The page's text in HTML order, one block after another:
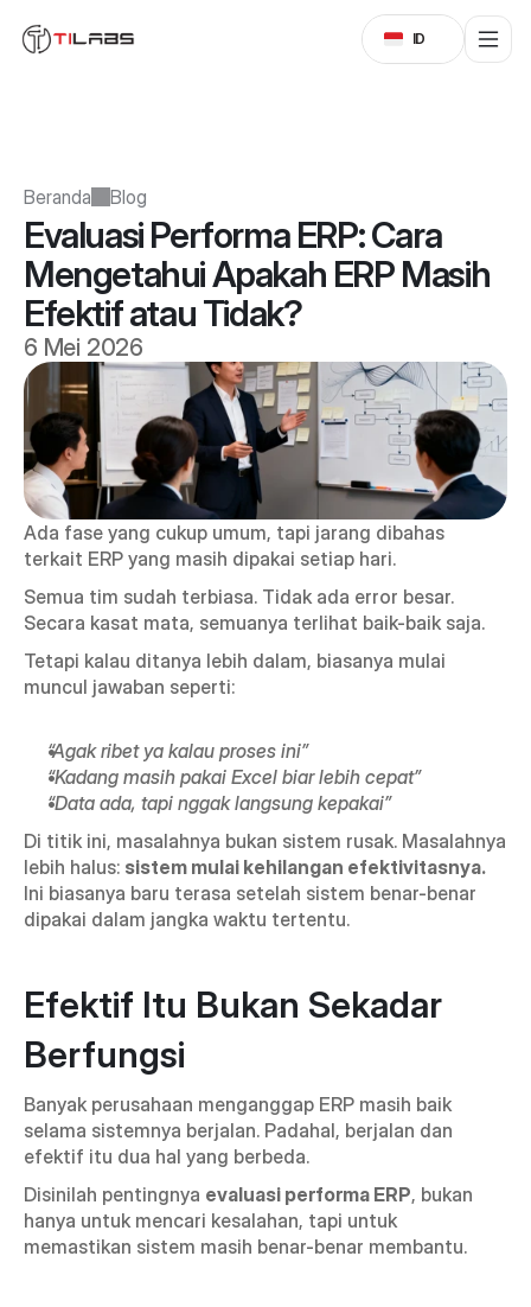
Beranda Blog
Evaluasi Performa ERP: Cara
Mengetahui Apakah ERP Masih
Efektif atau Tidak?
6 Mei 2026
Ada fase yang cukup umum, tapi jarang dibahas
terkait ERP yang masih dipakai setiap hari.
Semua tim sudah terbiasa. Tidak ada error besar.
Secara kasat mata, semuanya terlihat baik-baik saja.
Tetapi kalau ditanya lebih dalam, biasanya mulai
muncul jawaban seperti:
“Agak ribet ya kalau proses ini”
“Kadang masih pakai Excel biar lebih cepat”
“Data ada, tapi nggak langsung kepakai”
Di titik ini, masalahnya bukan sistem rusak. Masalahnya
lebih halus:
Ini biasanya baru terasa setelah sistem benar-benar
dipakai dalam jangka waktu tertentu.
Efektif Itu Bukan Sekadar
Berfungsi
Banyak perusahaan menganggap ERP masih baik
selama sistemnya berjalan. Padahal, berjalan dan
efektif itu dua hal yang berbeda.
Disinilah pentingnya evaluasi performa ERP, bukan
hanya untuk mencari kesalahan, tapi untuk
memastikan sistem masih benar-benar membantu.
Select Language
ID